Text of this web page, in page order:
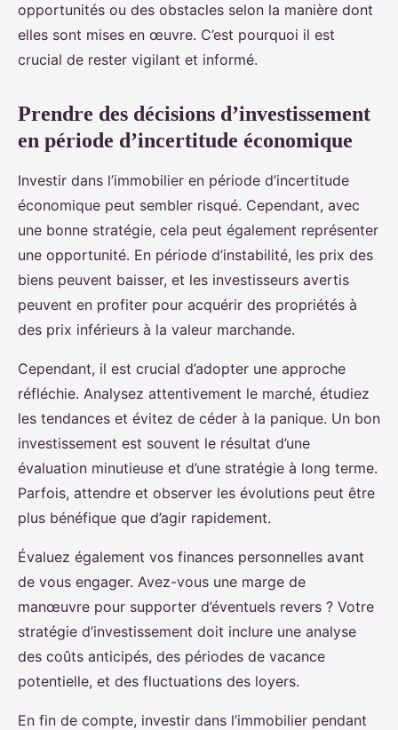
opportunités ou des obstacles selon la manière dont
elles sont mises en œuvre. C’est pourquoi il est
crucial de rester vigilant et informé.
Prendre des décisions d’investissement
en période d’incertitude économique
Investir dans l’immobilier en période d’incertitude
économique peut sembler risqué. Cependant, avec
une bonne stratégie, cela peut également représenter
une opportunité. En période d’instabilité, les prix des
biens peuvent baisser, et les investisseurs avertis
peuvent en profiter pour acquérir des propriétés à
des prix inférieurs à la valeur marchande.
Cependant, il est crucial d’adopter une approche
réfléchie. Analysez attentivement le marché, étudiez
les tendances et évitez de céder à la panique. Un bon
investissement est souvent le résultat d’une
évaluation minutieuse et d’une stratégie à long terme.
Parfois, attendre et observer les évolutions peut être
plus bénéfique que d’agir rapidement.
Évaluez également vos finances personnelles avant
de vous engager. Avez-vous une marge de
manœuvre pour supporter d’éventuels revers ? Votre
stratégie d’investissement doit inclure une analyse
des coûts anticipés, des périodes de vacance
potentielle, et des fluctuations des loyers.
En fin de compte, investir dans l’immobilier pendant